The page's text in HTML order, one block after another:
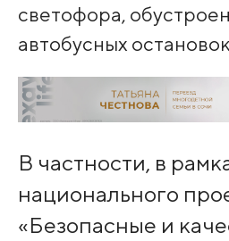
светофора,
автобусных
В частности, в
национального
«Безопасные и